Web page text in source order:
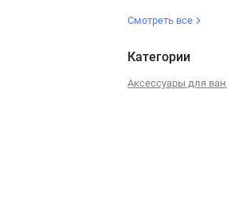
Смотреть все
Категории
Аксессуары для